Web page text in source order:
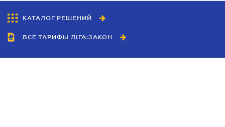
КАТАЛОГ РЕШЕНИЙ
ВСЕ ТАРИФЫ ЛІГА:ЗАКОН